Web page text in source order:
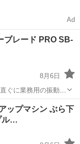
Ad
ブレード PRO SB-
8月6日
ぐに業務用の振動マ
グ
ップマシン ぶら下
ル…